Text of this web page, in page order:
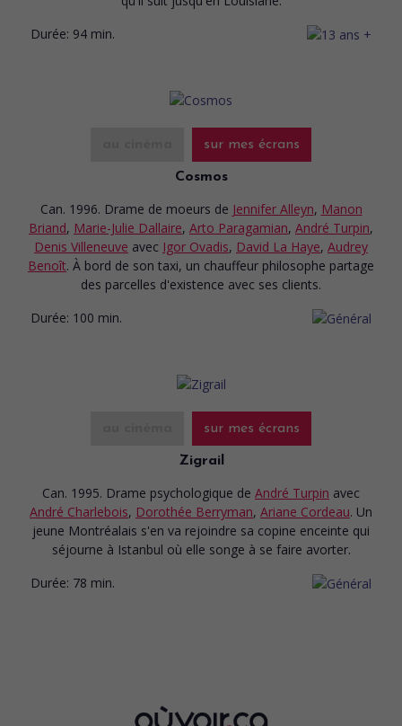
Durée: 94 min.
sur mes écrans
Cosmos
Can. 1996. Drame de moeurs de Jennifer Alleyn, Manon
Briand, Marie-Julie Dallaire, Arto Paragamian, André Turpin,
Denis Villeneuve avec Igor Ovadis, David La Haye, Audrey
Benoît. À bord de son taxi, un chauffeur philosophe partage
des parcelles d'existence avec ses clients.
Durée: 100 min.
sur mes écrans
Zigrail
Can. 1995. Drame psychologique de André Turpin avec
André Charlebois, Dorothée Berryman, Ariane Cordeau. Un
jeune Montréalais s'en va rejoindre sa copine enceinte qui
séjourne à Istanbul où elle songe à se faire avorter.
Durée: 78 min.